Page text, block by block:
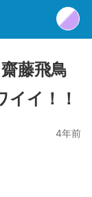
藤飛鳥
イ！！
4年前